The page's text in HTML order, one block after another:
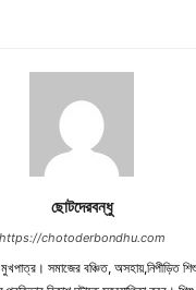
ছোটদেরবন্ধু
https://chotoderbondhu.com
সমাজের বঞ্চিত, অসহায়,নিপীড়িত